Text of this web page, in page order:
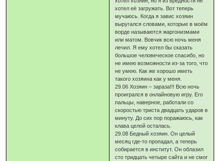
хотел её загружать. Вот теперь
мучаюсь. Когда я завис хозяин
выругался словами, которые в моём
ворде называются жаргонизмами
или матом. Вовчик всю ночь меня
лечил. Я ему хотел бы сказать
большое человеческое спасибо, но
не имею возможности из-за того, что
не умею. Как же хорошо иметь
такого хозяина как у меня.
29.06 Хозяин – зараза!!! Всю ночь
проигрался в онлайновую игру. Его
пальцы, наверное, работали со
скоростью триста двадцать ударов в
минуту. До сих пор поражаюсь, как
клава целой осталась.
29.08 Бедный хозяин. Он целый
месяц где-то пропадал, а теперь
собирается в институт. Он облазил
сто тридцать четыре сайта и не смог